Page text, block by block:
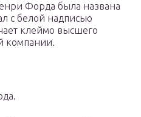
Форда была названа
с белой надписью
клеймо высшего
компании.